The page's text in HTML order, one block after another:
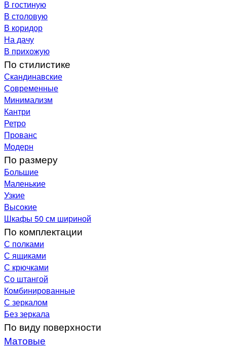
В гостиную
В столовую
В коридор
На дачу
В прихожую
По стилистике
Скандинавские
Современные
Минимализм
Кантри
Ретро
Прованс
Модерн
По размеру
Большие
Маленькие
Узкие
Высокие
Шкафы 50 см шириной
По комплектации
С полками
С ящиками
С крючками
Со штангой
Комбинированные
С зеркалом
Без зеркала
По виду поверхности
Матовые